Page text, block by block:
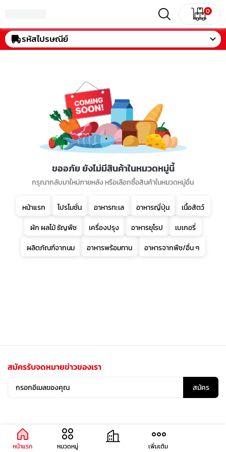
0
รหัสไปรษณีย์
ขออภัย ยังไม่มีสินค้าในหมวดหมู่นี้
กรุณากลับมาใหม่ภายหลัง หรือเลือกซื้อสินค้าในหมวดหมู่อื่น
หน้าแรก โปรโมชั่น อาหารทะเล อาหารญี่ปุ่น
เนื้อสัตว์
ผัก ผลไม้ ธัญพืช
เครื่องปรุง อาหารยุโรป
เบเกอรี่
ผลิตภัณฑ์จากนม
อาหารพร้อมทาน อาหารจากพืช/อื่น ๆ
สมัครรับจดหมายข่าวของเรา
สมัคร
หน้าแรก หมวดหมู่ เพิ่มเติม